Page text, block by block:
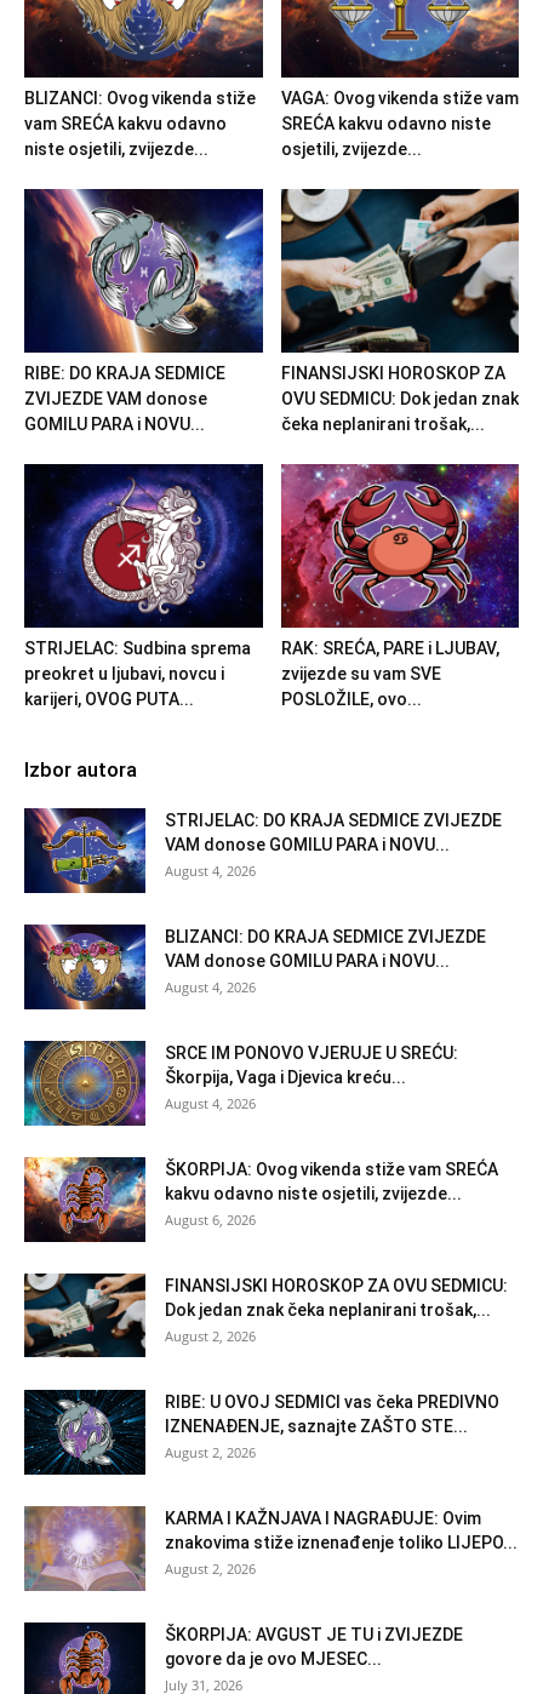
BLIZANCI: Ovog vikenda stiže
vam SREĆA kakvu odavno
niste osjetili, zvijezde...
VAGA: Ovog vikenda stiže vam
SREĆA kakvu odavno niste
osjetili, zvijezde...
RIBE: DO KRAJA SEDMICE
ZVIJEZDE VAM donose
GOMILU PARA i NOVU...
FINANSIJSKI HOROSKOP ZA
OVU SEDMICU: Dok jedan znak
čeka neplanirani trošak,...
STRIJELAC: Sudbina sprema
preokret u ljubavi, novcu i
karijeri, OVOG PUTA...
RAK: SREĆA, PARE i LJUBAV,
zvijezde su vam SVE
POSLOŽILE, ovo...
Izbor autora
STRIJELAC: DO KRAJA SEDMICE ZVIJEZDE
VAM donose GOMILU PARA i NOVU...
August 4, 2026
BLIZANCI: DO KRAJA SEDMICE ZVIJEZDE
VAM donose GOMILU PARA i NOVU...
August 4, 2026
SRCE IM PONOVO VJERUJE U SREĆU:
Škorpija, Vaga i Djevica kreću...
August 4, 2026
ŠKORPIJA: Ovog vikenda stiže vam SREĆA
kakvu odavno niste osjetili, zvijezde...
August 6, 2026
FINANSIJSKI HOROSKOP ZA OVU SEDMICU:
Dok jedan znak čeka neplanirani trošak,...
August 2, 2026
RIBE: U OVOJ SEDMICI vas čeka PREDIVNO
IZNENAĐENJE, saznajte ZAŠTO STE...
August 2, 2026
KARMA I KAŽNJAVA I NAGRAĐUJE: Ovim
znakovima stiže iznenađenje toliko LIJEPO...
August 2, 2026
ŠKORPIJA: AVGUST JE TU i ZVIJEZDE
govore da je ovo MJESEC...
July 31, 2026